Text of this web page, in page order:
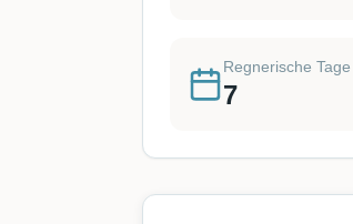
Regnerische Tage
7